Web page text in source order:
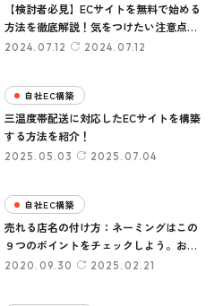
2024.07.12 2024.07.12
【検討者必見】ECサイトを無料で始める
方法を徹底解説！気をつけたい注意点も
紹介します
自社EC構築
2025.05.03 2025.07.04
三温度帯配送に対応したECサイトを構築
する方法を紹介！
自社EC構築
2020.09.30 2025.02.21
売れる店名の付け方：ネーミングはこの
９つのポイントをチェックしよう。おし
ゃれなショップ名やブランド名にご注意